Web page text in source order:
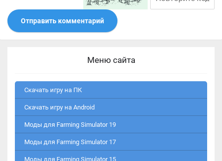
Отправить комментарий
Меню сайта
Скачать игру на ПК
Скачать игру на Android
Моды для Farming Simulator 19
Моды для Farming Simulator 17
Моды для Farming Simulator 15